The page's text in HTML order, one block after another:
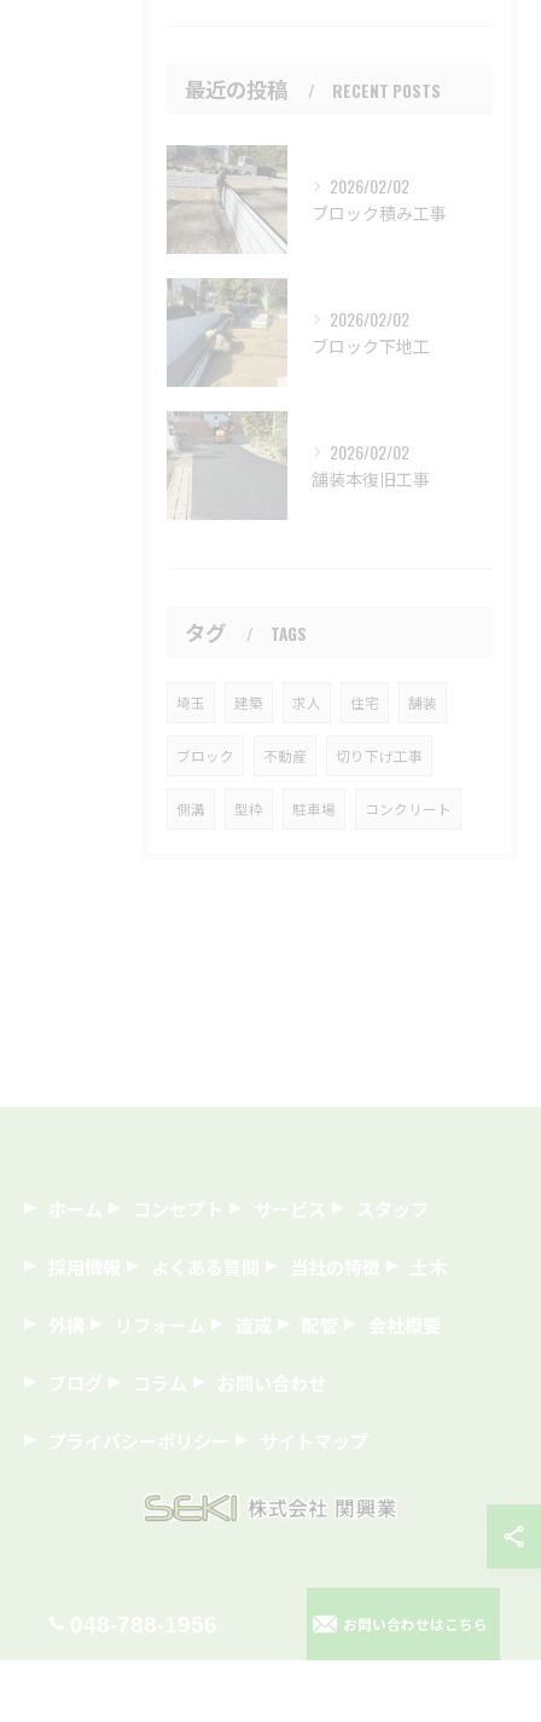
最近の投稿 RECENT POSTS
2026/02/02
ブロック積み工事
2026/02/02
ブロック下地工
2026/02/02
舗装本復旧工事
タグ TAGS
埼玉 建築 求人 住宅 舗装
ブロック 不動産 切り下げ工事
側溝 型枠 駐車場 コンクリート
048-788-1956 お問い合わせはこちら
ホーム コンセプト サービス スタッフ
採用情報 よくある質問 当社の特徴 土木
外構 リフォーム 造成 配管 会社概要
ブログ コラム お問い合わせ
プライバシーポリシー サイトマップ
© 2026 埼玉の建築なら株式会社関興業 ALL RIGHTS RESERVED.